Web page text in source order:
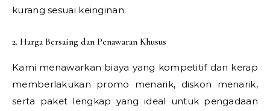
kurang sesuai keinginan.
2. Harga Bersaing dan Penawaran Khusus
Kami menawarkan biaya yang kompetitif dan kerap
memberlakukan promo menarik, diskon menarik,
serta paket lengkap yang ideal untuk pengadaan